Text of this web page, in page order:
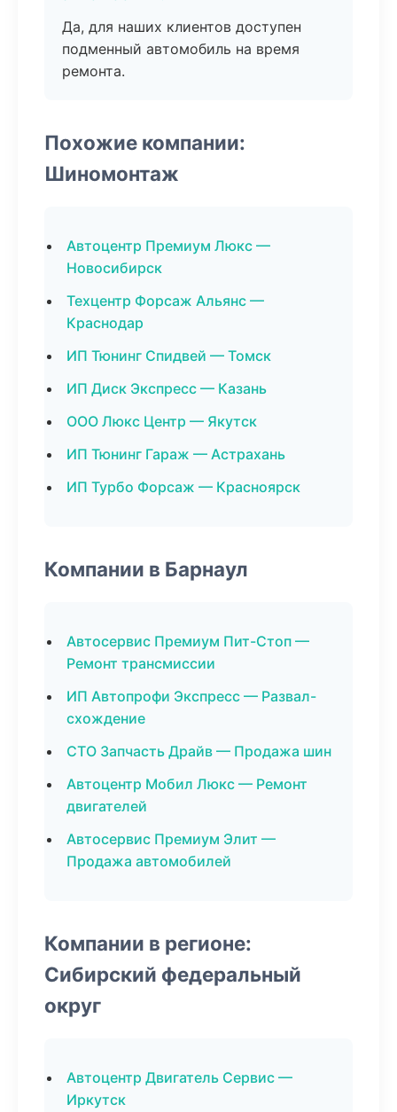
Да, для наших клиентов доступен
подменный автомобиль на время
ремонта.
Похожие компании:
Шиномонтаж
Автоцентр Премиум Люкс —
Новосибирск
Техцентр Форсаж Альянс —
Краснодар
ИП Тюнинг Спидвей — Томск
ИП Диск Экспресс — Казань
ООО Люкс Центр — Якутск
ИП Тюнинг Гараж — Астрахань
ИП Турбо Форсаж — Красноярск
Компании в Барнаул
Автосервис Премиум Пит-Стоп —
Ремонт трансмиссии
ИП Автопрофи Экспресс — Развал-
схождение
СТО Запчасть Драйв — Продажа шин
Автоцентр Мобил Люкс — Ремонт
двигателей
Автосервис Премиум Элит —
Продажа автомобилей
Компании в регионе:
Сибирский федеральный
округ
Автоцентр Двигатель Сервис —
Иркутск